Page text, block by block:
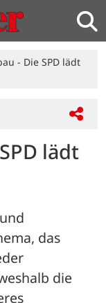
- Die SPD lädt
lädt
das
die